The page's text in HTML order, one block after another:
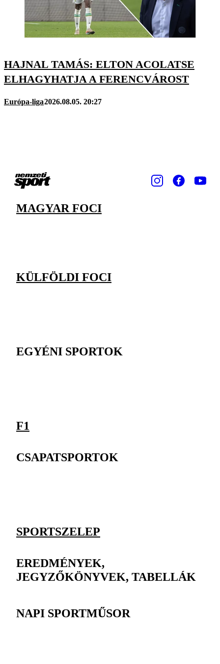
HAJNAL TAMÁS: ELTON ACOLATSE
ELHAGYHATJA A FERENCVÁROST
Európa-liga2026.08.05. 20:27
MAGYAR FOCI
KÜLFÖLDI FOCI
EGYÉNI SPORTOK
F1
CSAPATSPORTOK
SPORTSZELEP
EREDMÉNYEK,
JEGYZŐKÖNYVEK, TABELLÁK
NAPI SPORTMŰSOR